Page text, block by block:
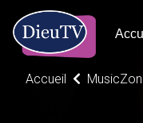
Accueil